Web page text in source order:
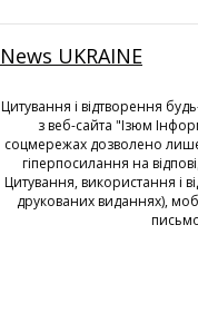
News UKRAINE
Цитування і відтворення
з веб-сайта "Ізюм
соцмережах дозволено
гіперпосилання на
Цитування, використання і
друкованих виданнях),